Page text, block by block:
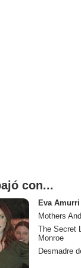
con...
Eva Amurri
Mothers
The Secret
Monroe
Desmadre